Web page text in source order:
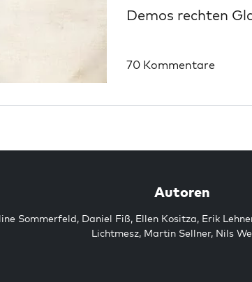
Demos rechten
70 Kommentare
Autoren
Sommerfeld, Daniel Fiß, Ellen Kositza, Erik
Lichtmesz, Martin Sellner, Nils